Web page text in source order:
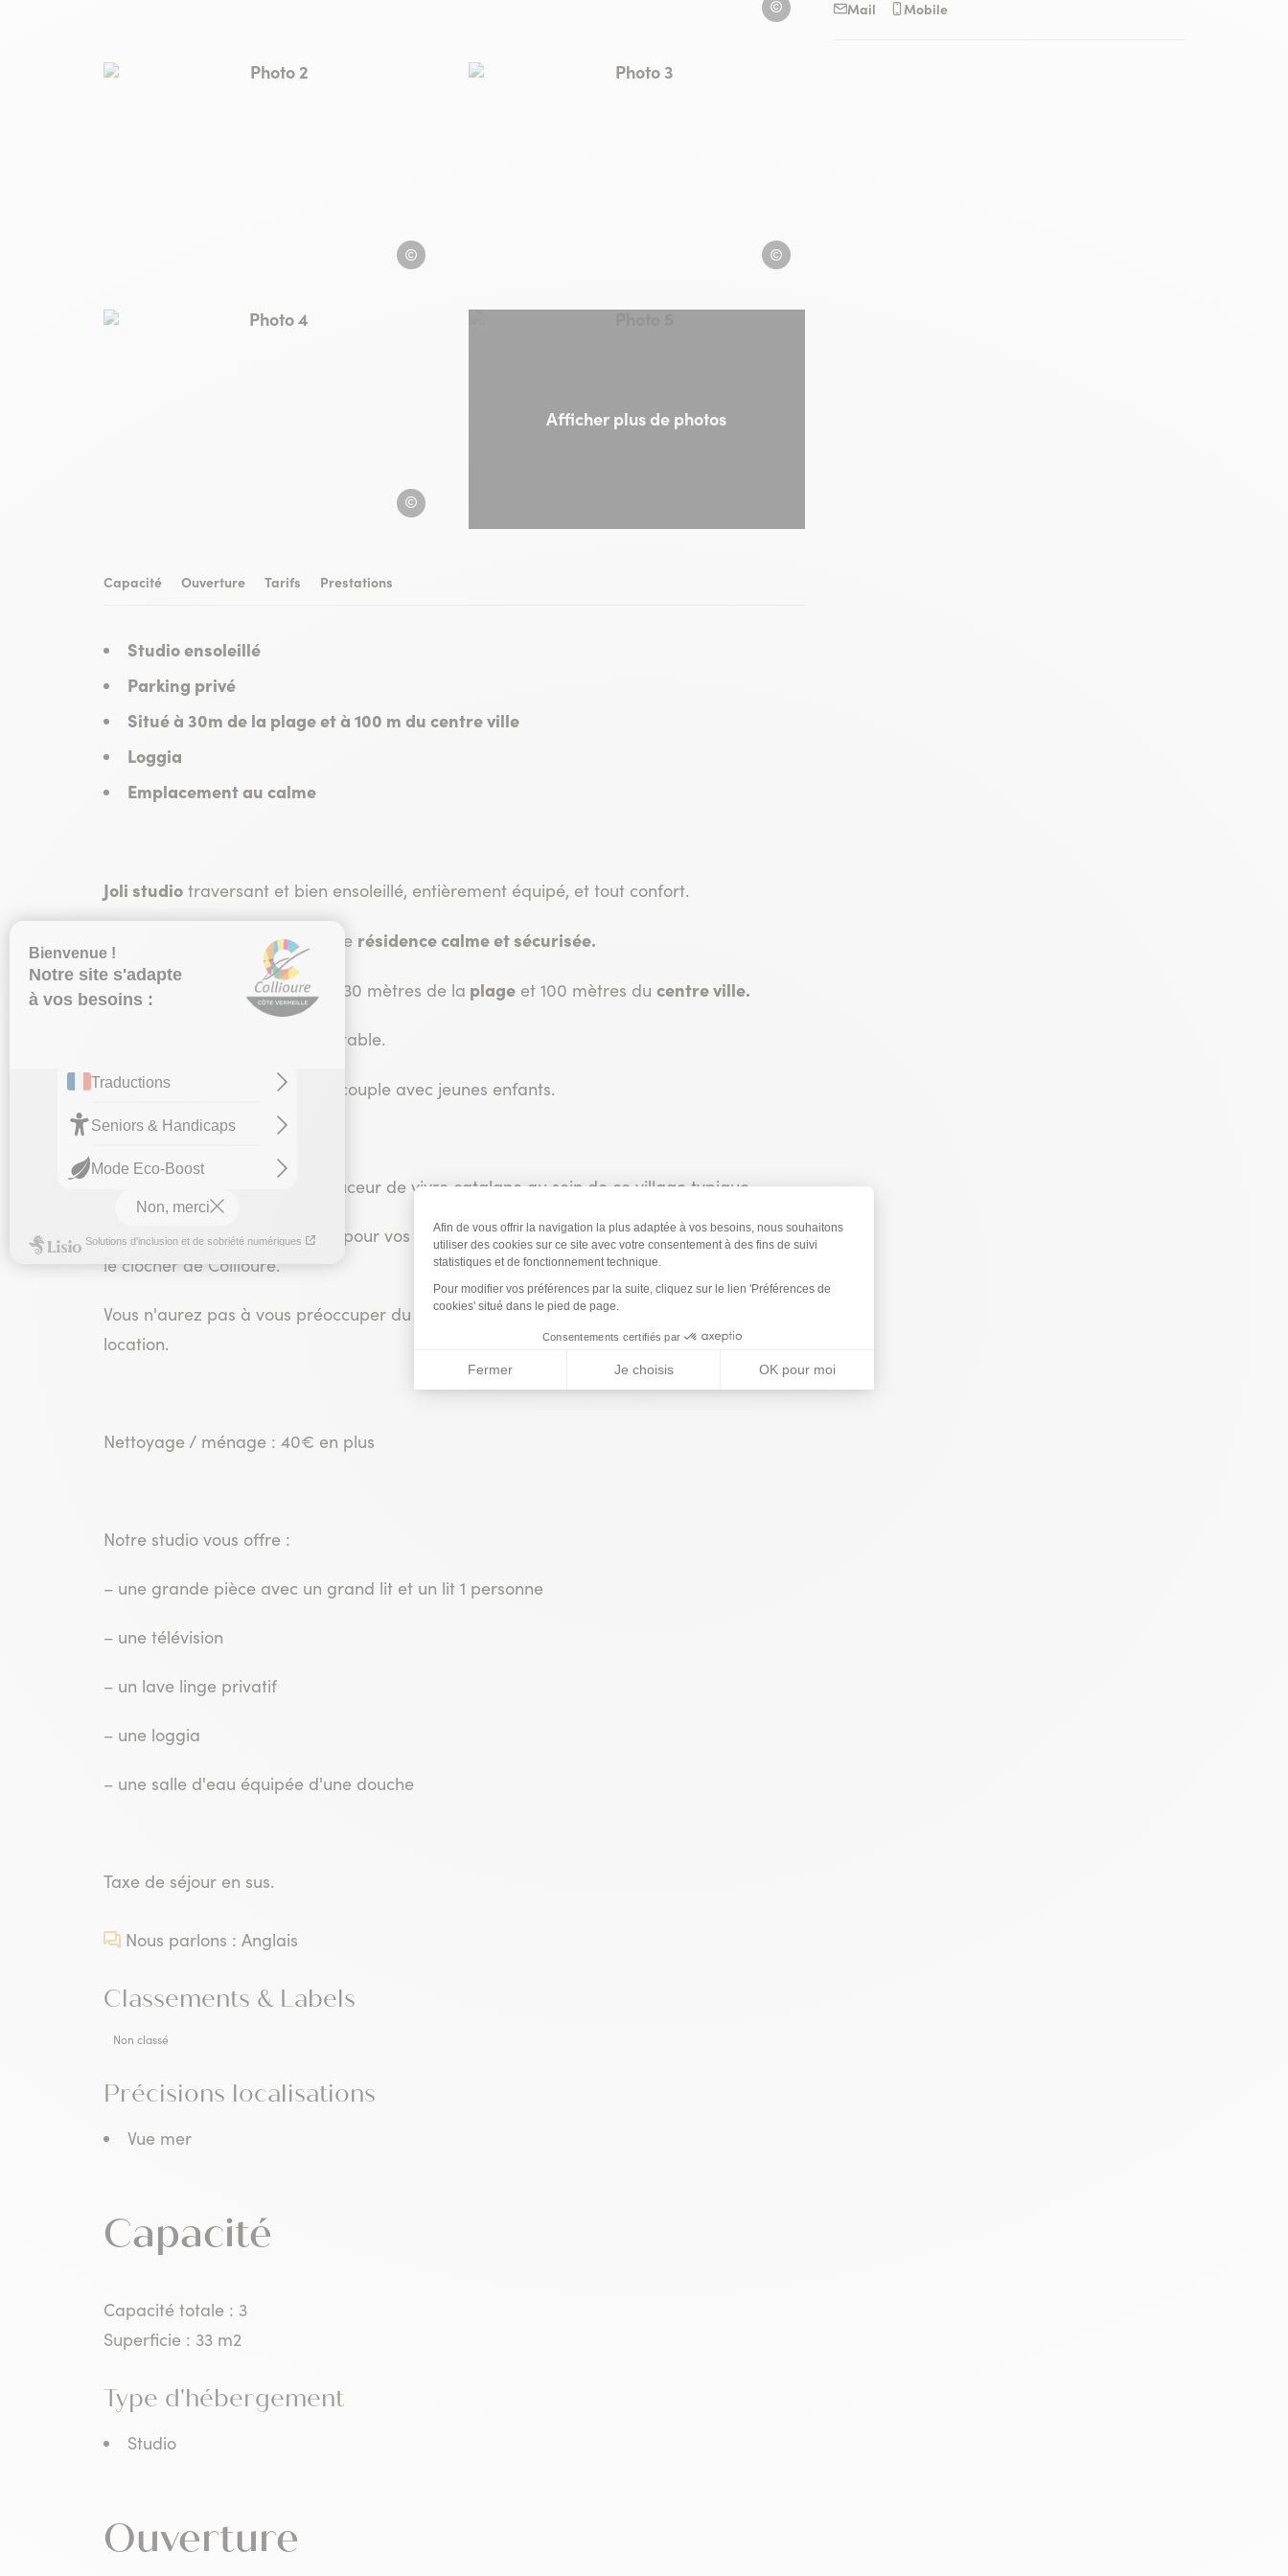
GARBIN
Photo 2, © GARBIN
GARBIN
Photo 3, © GARBIN
GARBIN
Photo 4, © GARBIN
GARBIN
Afficher plus de photos
Capacité Ouverture Tarifs Prestations
Studio ensoleillé
Parking privé
Situé à 30m de la plage et à 100 m du centre ville
Loggia
Emplacement au calme
Joli studiotraversant et bien ensoleillé, entièrement équipé, et tout confort.
Il est situé au 3ème étage d'une résidence calme et sécurisée.
Il dispose d'un emplacement à 30 mètres de la plageet 100 mètres du centre ville.
Très bonne literie et lit escamotable.
C'est un logement idéal pour couple avec jeunes enfants.
Venez vous évader dans la douceur de vivre catalane au sein de ce village typique.
Vous apprécierez notre loggia pour vos repas en extérieur avec vue sur la colline Pams et
le clocher de Collioure.
Vous n'aurez pas à vous préoccuper du stationnement grâce au parking privé de notre
location.
Nettoyage / ménage : 40€ en plus
Notre studio vous offre :
– une grande pièce avec un grand lit et un lit 1 personne
– une télévision
– un lave linge privatif
– une loggia
– une salle d'eau équipée d'une douche
Taxe de séjour en sus.
Nous parlons : Anglais
Classements & Labels
Non classé
Précisions localisations
Vue mer
Capacité
Capacité totale : 3
Superficie : 33 m2
Type d'hébergement
Studio
Ouverture
Mail Mobile